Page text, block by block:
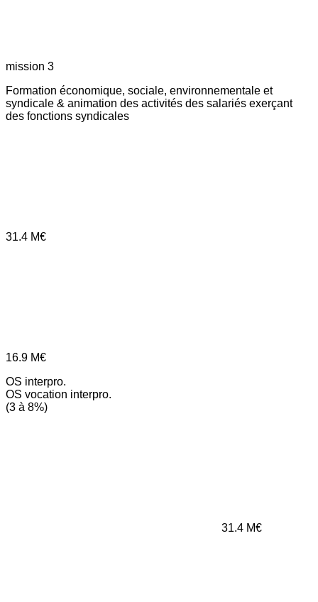
mission 3
Formation économique, sociale, environnementale et
syndicale & animation des activités des salariés exerçant
des fonctions syndicales
31.4 M€
16.9 M€
OS interpro.
OS vocation interpro.
(3 à 8%)
31.4 M€